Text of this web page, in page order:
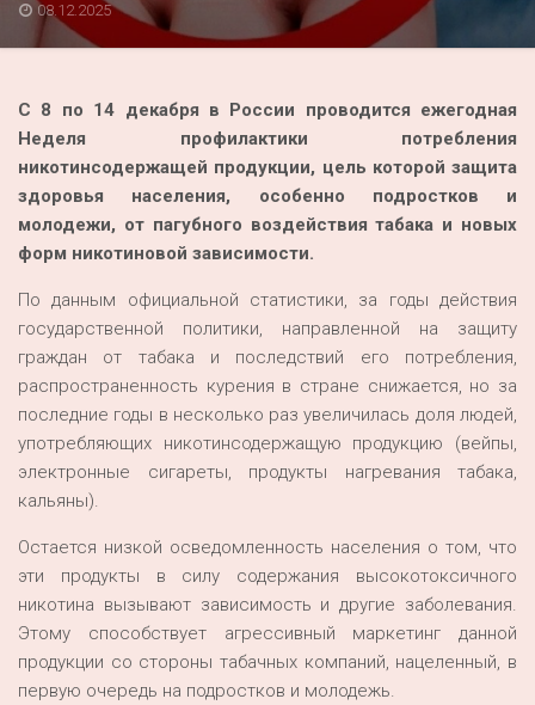
Память
Перепись — 2020
08.12.2025
С 8 по 14 декабря в России проводится ежегодная
Неделя профилактики потребления
никотинсодержащей продукции, цель которой защита
здоровья населения, особенно подростков и
молодежи, от пагубного воздействия табака и новых
форм никотиновой зависимости.
По данным официальной статистики, за годы действия
государственной политики, направленной на защиту
граждан от табака и последствий его потребления,
распространенность курения в стране снижается, но за
последние годы в несколько раз увеличилась доля людей,
употребляющих никотинсодержащую продукцию (вейпы,
электронные сигареты, продукты нагревания табака,
кальяны).
Остается низкой осведомленность населения о том, что
эти продукты в силу содержания высокотоксичного
никотина вызывают зависимость и другие заболевания.
Этому способствует агрессивный маркетинг данной
продукции со стороны табачных компаний, нацеленный, в
первую очередь на подростков и молодежь.